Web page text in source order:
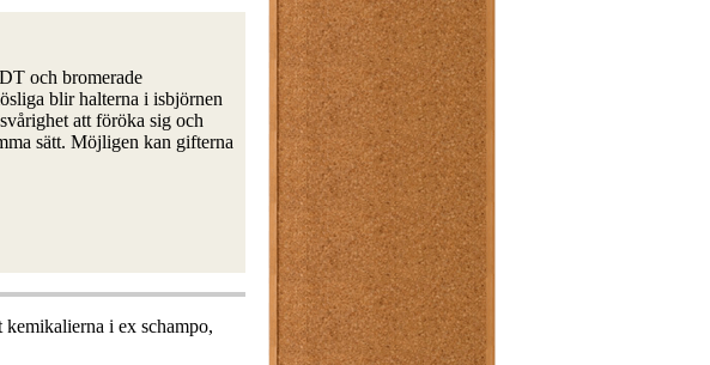
och bromerade
blir halterna i isbjörnen
att föröka sig och
sätt. Möjligen kan gifterna
i ex schampo,